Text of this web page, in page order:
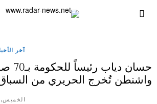
آخر
حسان
واشنطن تُخرج الحريري من
الخميس, 19 ديسمبر 2019, 9:17